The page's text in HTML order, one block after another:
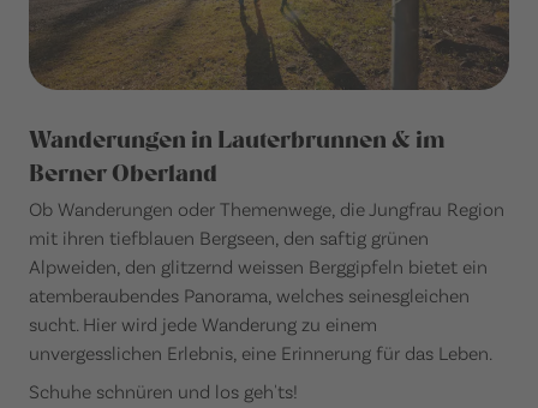
Wanderungen in Lauterbrunnen & im
Berner Oberland
Ob Wanderungen oder Themenwege, die Jungfrau Region
mit ihren tiefblauen Bergseen, den saftig grünen
Alpweiden, den glitzernd weissen Berggipfeln bietet ein
atemberaubendes Panorama, welches seinesgleichen
sucht. Hier wird jede Wanderung zu einem
unvergesslichen Erlebnis, eine Erinnerung für das Leben.
Schuhe schnüren und los geh'ts!